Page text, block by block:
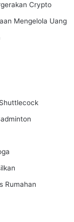
Crypto
Mengelola Uang
Rumahan